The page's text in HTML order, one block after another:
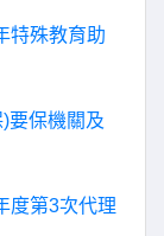
特殊教育助
要保機關及
度第3次代理